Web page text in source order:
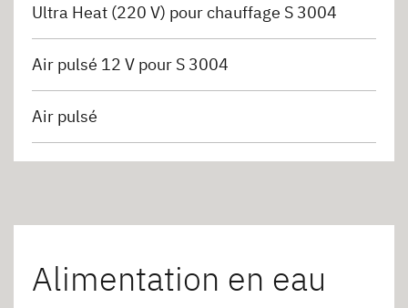
Ultra Heat (220 V) pour chauffage S 3004
Air pulsé 12 V pour S 3004
Air pulsé
Alimentation en eau